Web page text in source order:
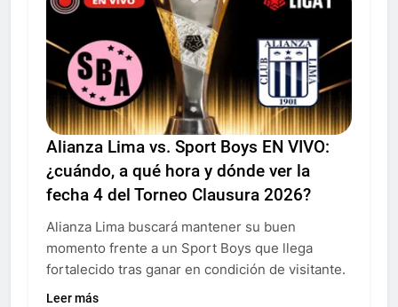
Alianza Lima vs. Sport Boys EN VIVO:
¿cuándo, a qué hora y dónde ver la
fecha 4 del Torneo Clausura 2026?
Alianza Lima buscará mantener su buen
momento frente a un Sport Boys que llega
fortalecido tras ganar en condición de visitante.
Leer más